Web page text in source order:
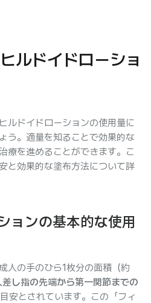
ルドイドローショ
ルドイドローションの使用量に
う。適量を知ることで効果的な
療を進めることができます。こ
と効果的な塗布方法について詳
ョンの基本的な使用
人の手のひら1枚分の面積（約
差し指の先端から第一関節までの
安とされています。この「フィ